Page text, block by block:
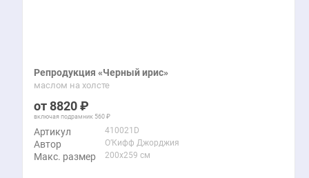
Репродукция «Черный ирис»
маслом на холсте
8820
включая подрамник 560
Артикул 410021D
Автор О’Кифф Джорджия
Макс. размер 200x259 см